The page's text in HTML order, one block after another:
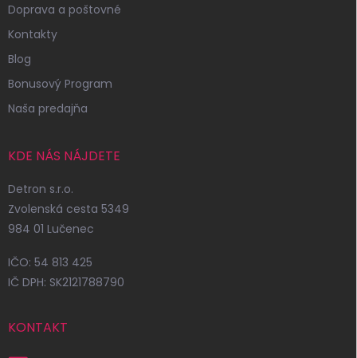
Doprava a poštovné
Kontakty
Blog
Bonusový Program
Naša predajňa
KDE NÁS NÁJDETE
Detron s.r.o.
Zvolenská cesta 5349
984 01 Lučenec
IČO: 54 813 425
IČ DPH: SK2121788790
KONTAKT